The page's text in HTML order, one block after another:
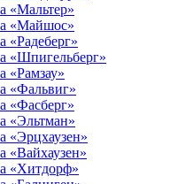
«Мальтер»
«Майшос»
«Радеберг»
«Шпигельберг»
«Рамзау»
«Фальвиг»
«Фасберг»
«Эльтман»
«Эрцхаузен»
«Вайхаузен»
«Хитдорф»